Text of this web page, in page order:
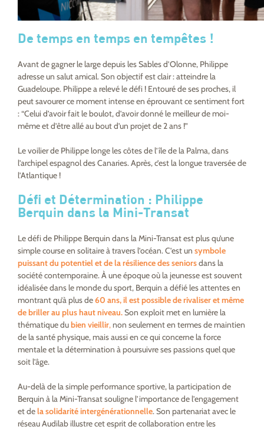
De temps en temps en tempêtes !
Avant de gagner le large depuis les Sables d’Olonne, Philippe
adresse un salut amical. Son objectif est clair : atteindre la
Guadeloupe. Philippe a relevé le défi ! Entouré de ses proches, il
peut savourer ce moment intense en éprouvant ce sentiment fort
: “Celui d’avoir fait le boulot, d’avoir donné le meilleur de moi-
même et d’être allé au bout d’un projet de 2 ans !”
Le voilier de Philippe longe les côtes de l’île de la Palma, dans
l’archipel espagnol des Canaries. Après, c’est la longue traversée de
l’Atlantique !
Défi et Détermination : Philippe
Berquin dans la Mini-Transat
Le défi de Philippe Berquin dans la Mini-Transat est plus qu’une
simple course en solitaire à travers l’océan. C’est un symbole
puissant du potentiel et de la résilience des seniorsdans la
société contemporaine. À une époque où la jeunesse est souvent
idéalisée dans le monde du sport, Berquin a défié les attentes en
montrant qu’à plus de60 ans, il est possible de rivaliser et même
de briller au plus haut niveau.Son exploit met en lumière la
thématique dubien vieillir,non seulement en termes de maintien
de la santé physique, mais aussi en ce qui concerne la force
mentale et la détermination à poursuivre ses passions quel que
soit l’âge.
Au-delà de la simple performance sportive, la participation de
Berquin à la Mini-Transat souligne l’importance de l’engagement
et dela solidarité intergénérationnelle. Son partenariat avec le
réseau Audilab illustre cet esprit de collaboration entre les